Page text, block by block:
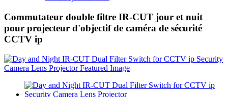
Commutateur double filtre IR-CUT jour et nuit
pour projecteur d'objectif de caméra de sécurité
CCTV ip